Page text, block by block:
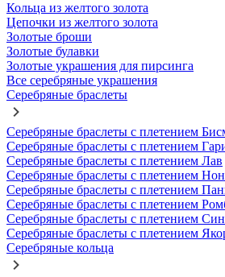
Кольца из желтого золота
Цепочки из желтого золота
Золотые броши
Золотые булавки
Золотые украшения для пирсинга
Все серебряные украшения
Серебряные браслеты
Серебряные браслеты с плетением
Серебряные браслеты с плетением
Серебряные браслеты с плетением Лав
Серебряные браслеты с плетением
Серебряные браслеты с плетением
Серебряные браслеты с плетением
Серебряные браслеты с плетением
Серебряные браслеты с плетением
Серебряные кольца